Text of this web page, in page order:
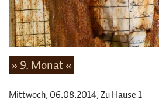
» 9. Monat «
Mittwoch, 06.08.2014, Zu Hause 1